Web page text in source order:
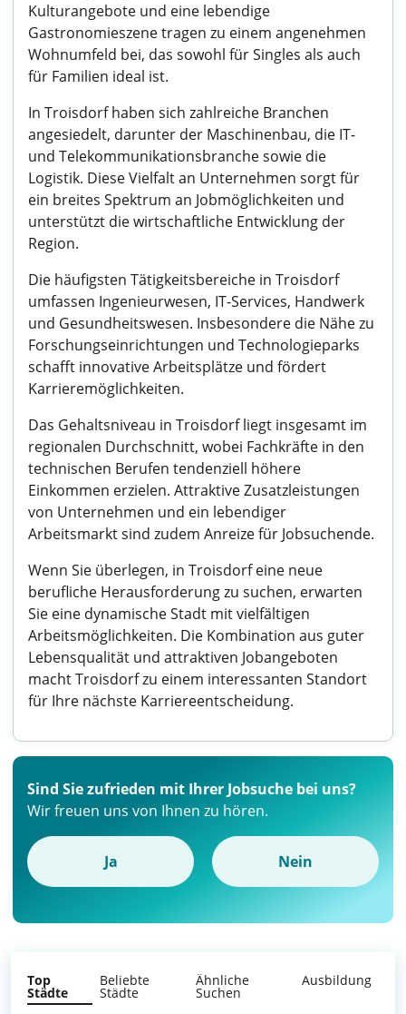
Kulturangebote und eine lebendige
Gastronomieszene tragen zu einem angenehmen
Wohnumfeld bei, das sowohl für Singles als auch
für Familien ideal ist.
In Troisdorf haben sich zahlreiche Branchen
angesiedelt, darunter der Maschinenbau, die IT-
und Telekommunikationsbranche sowie die
Logistik. Diese Vielfalt an Unternehmen sorgt für
ein breites Spektrum an Jobmöglichkeiten und
unterstützt die wirtschaftliche Entwicklung der
Region.
Die häufigsten Tätigkeitsbereiche in Troisdorf
umfassen Ingenieurwesen, IT-Services, Handwerk
und Gesundheitswesen. Insbesondere die Nähe zu
Forschungseinrichtungen und Technologieparks
schafft innovative Arbeitsplätze und fördert
Karrieremöglichkeiten.
Das Gehaltsniveau in Troisdorf liegt insgesamt im
regionalen Durchschnitt, wobei Fachkräfte in den
technischen Berufen tendenziell höhere
Einkommen erzielen. Attraktive Zusatzleistungen
von Unternehmen und ein lebendiger
Arbeitsmarkt sind zudem Anreize für Jobsuchende.
Wenn Sie überlegen, in Troisdorf eine neue
berufliche Herausforderung zu suchen, erwarten
Sie eine dynamische Stadt mit vielfältigen
Arbeitsmöglichkeiten. Die Kombination aus guter
Lebensqualität und attraktiven Jobangeboten
macht Troisdorf zu einem interessanten Standort
für Ihre nächste Karriereentscheidung.
Sind Sie zufrieden mit Ihrer Jobsuche bei uns?
Wir freuen uns von Ihnen zu hören.
Ja Nein
Top
Städte
Beliebte
Städte
Ähnliche
Suchen
Ausbildung